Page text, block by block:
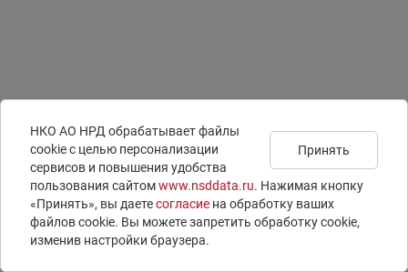
Принять
НКО АО НРД обрабатывает файлы
сookie с целью персонализации
сервисов и повышения удобства
пользования сайтомwww.nsddata.ru. Нажимая кнопку
«Принять», вы даетесогласие на обработку ваших
файлов cookie. Вы можете запретить обработку сookie,
изменив настройки браузера.
Документы
Юридическая информация
Контакты
Вопросы и ответы
Раскрытие информации
ISIN-коды
LEI-коды
E-voting – электронное голосование
Подписаться на